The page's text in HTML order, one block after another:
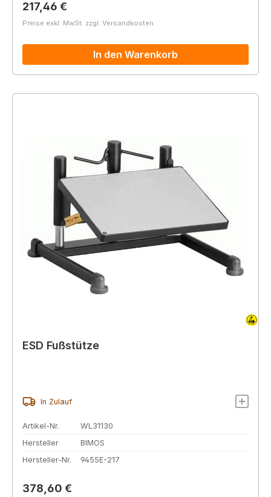
Regulärer Preis:
217,46 €
Preise exkl. MwSt. zzgl. Versandkosten
In den Warenkorb
ESD Fußstütze
In Zulauf
Artikel-Nr.
WL31130
Hersteller
BIMOS
Hersteller-Nr.
9455E-217
Regulärer Preis:
378,60 €